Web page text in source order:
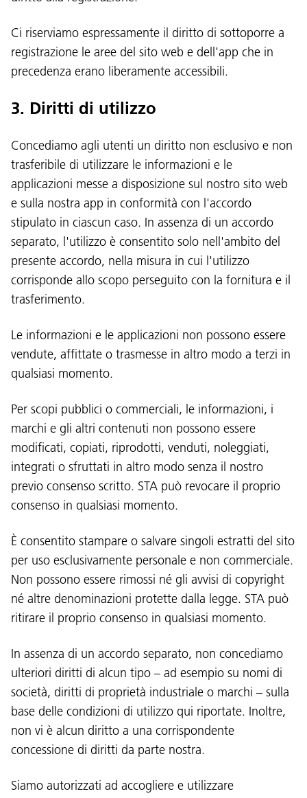
Ci riserviamo espressamente il diritto di sottoporre a
registrazione le aree del sito web e dell'app che in
precedenza erano liberamente accessibili.
3. Diritti di utilizzo
Concediamo agli utenti un diritto non esclusivo e non
trasferibile di utilizzare le informazioni e le
applicazioni messe a disposizione sul nostro sito web
e sulla nostra app in conformità con l'accordo
stipulato in ciascun caso. In assenza di un accordo
separato, l'utilizzo è consentito solo nell'ambito del
presente accordo, nella misura in cui l'utilizzo
corrisponde allo scopo perseguito con la fornitura e il
trasferimento.
Le informazioni e le applicazioni non possono essere
vendute, affittate o trasmesse in altro modo a terzi in
qualsiasi momento.
Per scopi pubblici o commerciali, le informazioni, i
marchi e gli altri contenuti non possono essere
modificati, copiati, riprodotti, venduti, noleggiati,
integrati o sfruttati in altro modo senza il nostro
previo consenso scritto. STA può revocare il proprio
consenso in qualsiasi momento.
È consentito stampare o salvare singoli estratti del sito
per uso esclusivamente personale e non commerciale.
Non possono essere rimossi né gli avvisi di copyright
né altre denominazioni protette dalla legge. STA può
ritirare il proprio consenso in qualsiasi momento.
In assenza di un accordo separato, non concediamo
ulteriori diritti di alcun tipo – ad esempio su nomi di
società, diritti di proprietà industriale o marchi – sulla
base delle condizioni di utilizzo qui riportate. Inoltre,
non vi è alcun diritto a una corrispondente
concessione di diritti da parte nostra.
Siamo autorizzati ad accogliere e utilizzare